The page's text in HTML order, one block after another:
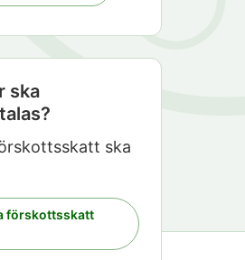
ska
ska
förskottsskatt